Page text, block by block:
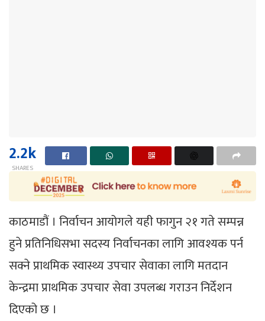
2.2k
SHARES
काठमाडौं । निर्वाचन आयोगले यही फागुन २१ गते सम्पन्न
हुने प्रतिनिधिसभा सदस्य निर्वाचनका लागि आवश्यक पर्न
सक्ने प्राथमिक स्वास्थ्य उपचार सेवाका लागि मतदान
केन्द्रमा प्राथमिक उपचार सेवा उपलब्ध गराउन निर्देशन
दिएको छ ।